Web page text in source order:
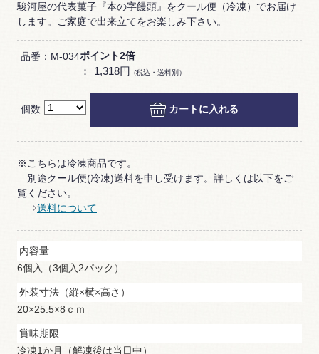
駿河屋の代表菓子『本の字饅頭』をクール便（冷凍）でお届け
します。ご家庭で出来立てをお楽しみ下さい。
品番：M-034ポイント2倍
： 1,318円 (税込・送料別）
個数 カートに入れる
※こちらは冷凍商品です。
別途クール便(冷凍)送料を申し受けます。詳しくは以下をご
覧ください。
⇒送料について
内容量
6個入（3個入2パック）
外装寸法（縦×横×高さ）
20×25.5×8ｃｍ
賞味期限
冷凍1か月（解凍後は当日中）